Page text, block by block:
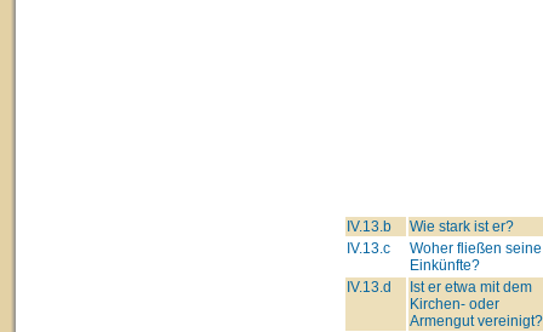
IV.13.b
Wie stark ist er?
IV.13.c
Woher fließen seine
Einkünfte?
IV.13.d
Ist er etwa mit dem
Kirchen- oder
Armengut vereinigt?